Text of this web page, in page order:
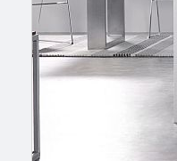
Buscar